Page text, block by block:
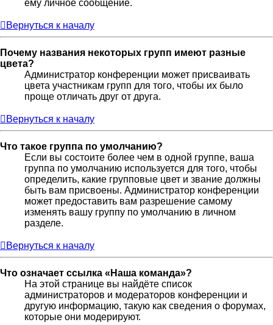
ему личное сообщение.
Вернуться к началу
Почему названия некоторых групп имеют разные
цвета?
Администратор конференции может присваивать
цвета участникам групп для того, чтобы их было
проще отличать друг от друга.
Вернуться к началу
Что такое группа по умолчанию?
Если вы состоите более чем в одной группе, ваша
группа по умолчанию используется для того, чтобы
определить, какие групповые цвет и звание должны
быть вам присвоены. Администратор конференции
может предоставить вам разрешение самому
изменять вашу группу по умолчанию в личном
разделе.
Вернуться к началу
Что означает ссылка «Наша команда»?
На этой странице вы найдёте список
администраторов и модераторов конференции и
другую информацию, такую как сведения о форумах,
которые они модерируют.